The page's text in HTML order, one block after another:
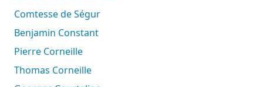
Comtesse de Ségur
Benjamin Constant
Pierre Corneille
Thomas Corneille